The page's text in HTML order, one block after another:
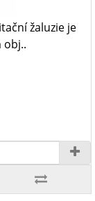
žaluzie je
obj..